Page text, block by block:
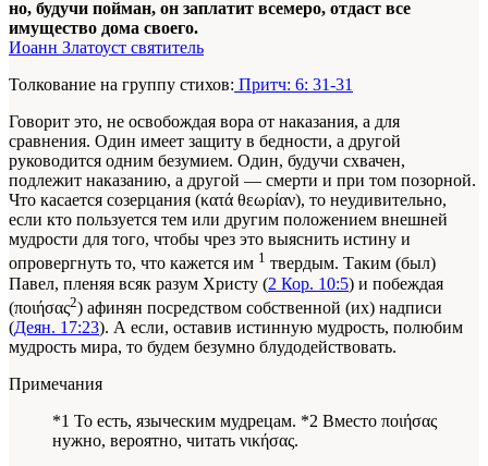
но, будучи пойман, он заплатит всемеро, отдаст все
имущество дома своего.
Иоанн Златоуст святитель
Толкование на группу стихов: Притч: 6: 31-31
Говорит это, не освобождая вора от наказания, а для
сравнения. Один имеет защиту в бедности, а другой
руководится одним безумием. Один, будучи схвачен,
подлежит наказанию, а другой — смерти и при том позорной.
Что касается созерцания (κατά θεωρίαν), то неудивительно,
если кто пользуется тем или другим положением внешней
мудрости для того, чтобы чрез это выяснить истину и
опровергнуть то, что кажется им 1 твердым. Таким (был)
Павел, пленяя всяк разум Христу (2 Кор. 10:5) и побеждая
(ποιήσας2) афинян посредством собственной (их) надписи
(Деян. 17:23). А если, оставив истинную мудрость, полюбим
мудрость мира, то будем безумно блудодействовать.
Примечания
*1 То есть, языческим мудрецам. *2 Вместо ποιήσας
нужно, вероятно, читать νικήσας.